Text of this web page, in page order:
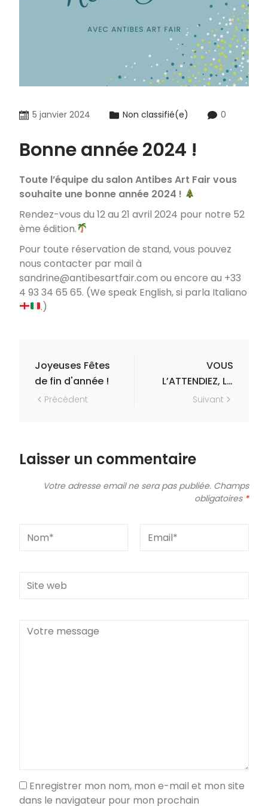
5 janvier 2024 Non classifié(e) 0
Bonne année 2024 !
Toute l’équipe du salon Antibes Art Fair vous
souhaite une bonne année 2024 !
Rendez-vous du 12 au 21 avril 2024 pour notre 52
ème édition.
Pour toute réservation de stand, vous pouvez
nous contacter par mail à
sandrine@antibesartfair.com ou encore au +33
4 93 34 65 65. (We speak English, si parla Italiano
.)
Navigation
Joyeuses Fêtes
de fin d'année !
Précédent
VOUS
L’ATTENDIEZ, LA
VOICI !
Suivant
Laisser un commentaire
Votre adresse email ne sera pas publiée. Champs
obligatoires *
mail
Site
web
Message
Enregistrer mon nom, mon e-mail et mon site
dans le navigateur pour mon prochain